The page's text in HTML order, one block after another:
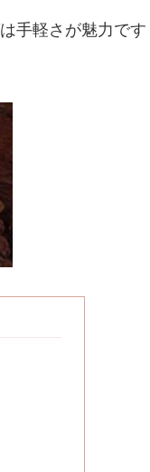
手軽さが魅力です